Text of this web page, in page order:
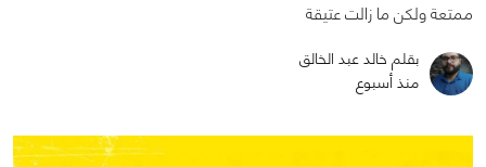
ممتعة ولكن ما زالت عتيقة
بقلم خالد عبد الخالق
منذ أسبوع